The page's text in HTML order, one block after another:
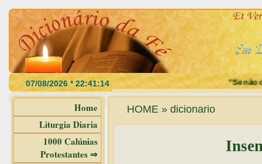
"Se não
Home
Liturgia Diaria
1000 Calúnias
Protestantes ⇒
HOME » dicionario